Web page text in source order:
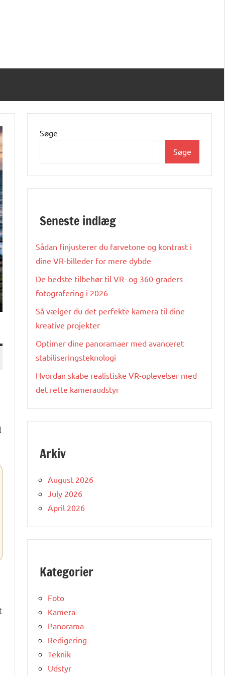
Søge
Søge
Seneste indlæg
Sådan finjusterer du farvetone og kontrast i
dine VR-billeder for mere dybde
De bedste tilbehør til VR- og 360-graders
fotografering i 2026
Så vælger du det perfekte kamera til dine
kreative projekter
Optimer dine panoramaer med avanceret
stabiliseringsteknologi
Hvordan skabe realistiske VR-oplevelser med
det rette kameraudstyr
Arkiv
August 2026
July 2026
April 2026
Kategorier
Foto
Kamera
Panorama
Redigering
Teknik
Udstyr